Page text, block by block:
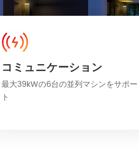
コミュニケーション
最大39kWの6台の並列マシンをサポー
ト